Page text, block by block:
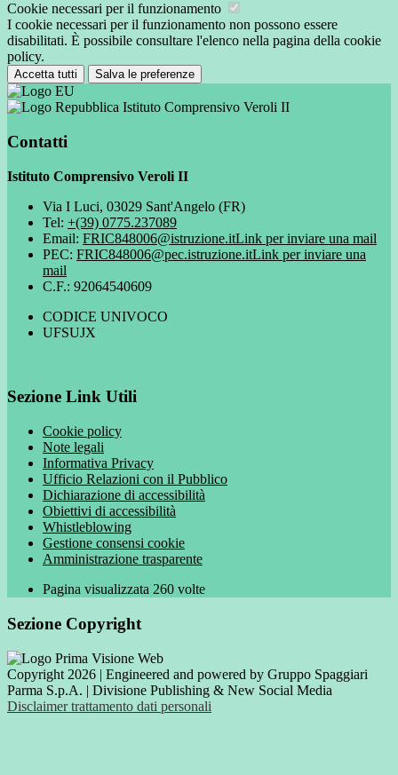
Cookie necessari per il funzionamento
I cookie necessari per il funzionamento non possono essere
disabilitati. È possibile consultare l'elenco nella pagina della cookie
policy.
Accetta tutti Salva le preferenze
Istituto Comprensivo Veroli II
Contatti
Istituto Comprensivo Veroli II
Via I Luci, 03029 Sant'Angelo (FR)
Tel: +(39) 0775.237089
Email: FRIC848006@istruzione.itLink per inviare una mail
PEC: FRIC848006@pec.istruzione.itLink per inviare una
mail
C.F.: 92064540609
CODICE UNIVOCO
UFSUJX
Sezione Link Utili
Cookie policy
Note legali
Informativa Privacy
Ufficio Relazioni con il Pubblico
Dichiarazione di accessibilità
Obiettivi di accessibilità
Whistleblowing
Gestione consensi cookie
Amministrazione trasparente
Pagina visualizzata 260 volte
Sezione Copyright
Copyright 2026 | Engineered and powered by Gruppo Spaggiari
Parma S.p.A. | Divisione Publishing & New Social Media
Disclaimer trattamento dati personali